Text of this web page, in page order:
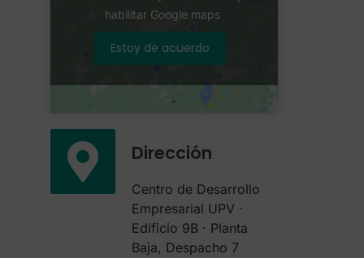
habilitar Google maps
Estoy de acuerdo
Dirección
Centro de Desarrollo
Empresarial UPV ·
Edificio 9B · Planta
Baja, Despacho 7